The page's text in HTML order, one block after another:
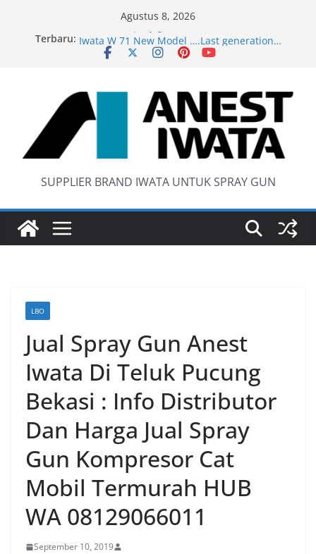
Agustus 8, 2026
Terbaru: anti static spray gun
Iwata W 71 New Model ….Last generation…
SUPPLIER BRAND IWATA UNTUK SPRAY GUN
LBO
Jual Spray Gun Anest
Iwata Di Teluk Pucung
Bekasi : Info Distributor
Dan Harga Jual Spray
Gun Kompresor Cat
Mobil Termurah HUB
WA 08129066011
September 10, 2019